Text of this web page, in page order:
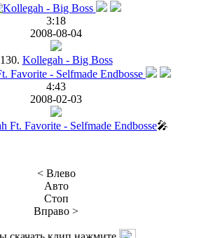
3:18
2008-08-04
130. Kollegah - Big Boss
4:43
2008-02-03
Ft. Favorite - Selfmade Endbosse🎤
< Влево
Авто
Стоп
Вправо >